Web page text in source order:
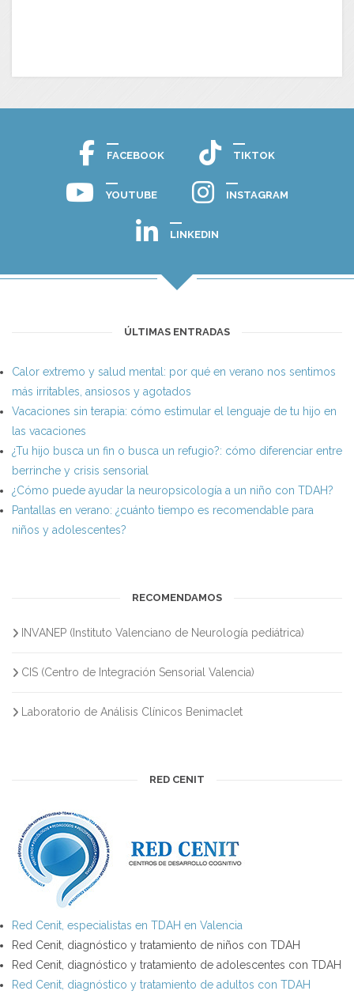
FACEBOOK TIKTOK
YOUTUBE INSTAGRAM
LINKEDIN
ÚLTIMAS ENTRADAS
Calor extremo y salud mental: por qué en verano nos sentimos
más irritables, ansiosos y agotados
Vacaciones sin terapia: cómo estimular el lenguaje de tu hijo en
las vacaciones
¿Tu hijo busca un fin o busca un refugio?: cómo diferenciar entre
berrinche y crisis sensorial
¿Cómo puede ayudar la neuropsicología a un niño con TDAH?
Pantallas en verano: ¿cuánto tiempo es recomendable para
niños y adolescentes?
RECOMENDAMOS
INVANEP (Instituto Valenciano de Neurología pediátrica)
CIS (Centro de Integración Sensorial Valencia)
Laboratorio de Análisis Clínicos Benimaclet
RED CENIT
Red Cenit, especialistas en TDAH en Valencia
Red Cenit, diagnóstico y tratamiento de niños con TDAH
Red Cenit, diagnóstico y tratamiento de adolescentes con TDAH
Red Cenit, diagnóstico y tratamiento de adultos con TDAH